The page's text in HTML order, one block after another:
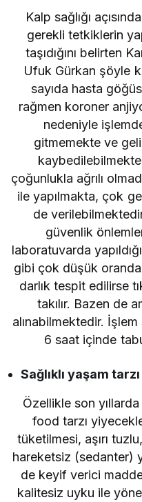
Kalp sağlığı
gerekli tetkiklerin
taşıdığını belirten
Ufuk Gürkan şöyle
sayıda hasta
rağmen koroner
nedeniyle
gitmemekte ve
çoğunlukla ağrılı
ile yapılmakta, çok
de
güvenlik
laboratuvarda
gibi çok düşük
darlık tespit edilirse
takılır. Bazen de
alınabilmektedir.
6 saat içinde
Sağlıklı yaşam
Özellikle son
food tarzı
tüketilmesi, aşırı
hareketsiz (sedanter)
de keyif verici
kalitesiz uyku ile